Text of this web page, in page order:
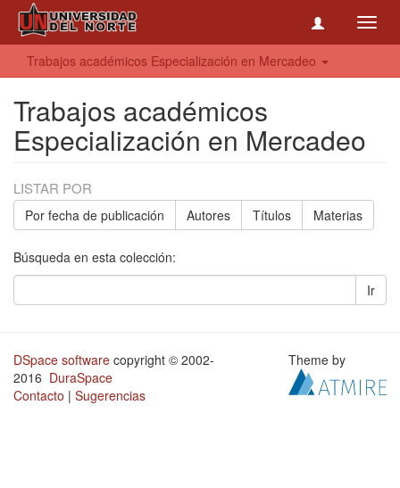
Trabajos académicos Especialización en Mercadeo
Trabajos académicos
Especialización en Mercadeo
LISTAR POR
Por fecha de publicación Autores Títulos Materias
Búsqueda en esta colección:
Ir
DSpace software copyright © 2002-
2016 DuraSpace
Contacto | Sugerencias
Theme by